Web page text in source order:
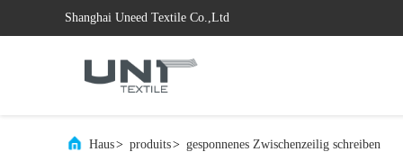
Shanghai Uneed Textile Co.,Ltd
Haus> produits> gesponnenes Zwischenzeilig schreiben